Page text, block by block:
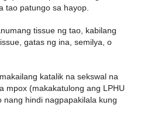
tao patungo sa hayop.
tissue ng tao, kabilang
gatas ng ina, semilya, o
katalik na sekswal na
mpox (makakatulong ang LPHU
nang hindi nagpapakilala kung